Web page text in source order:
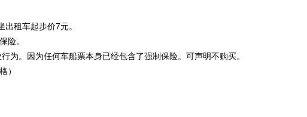
租车起步价7元。
险。
为。因为任何车船票本身已经包含了强制保险。可声明不购买。
）